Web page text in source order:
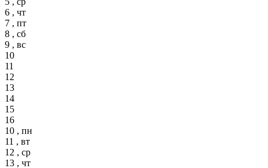
6 , чт
7 , пт
8 , сб
9 , вс
10
11
12
13
14
15
16
10 , пн
11 , вт
12 , ср
13 , чт